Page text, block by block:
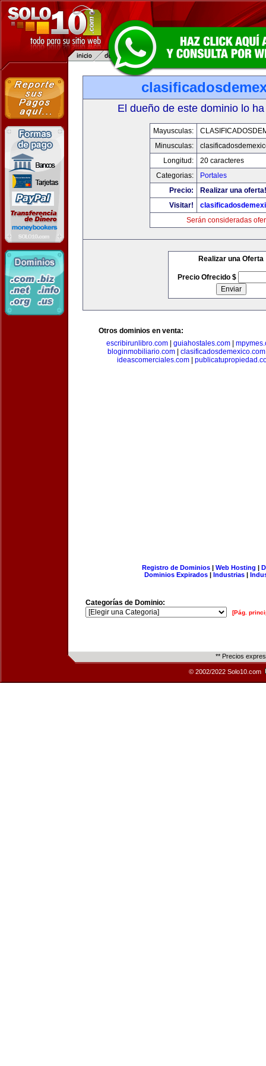
El dueño de este dominio lo
Mayusculas:
Minusculas:
Longitud:
20 caracteres
Categorias:
Portales
Precio:
Realizar una oferta!
Visitar!
Serán consideradas
Realizar una Oferta
Precio Ofrecido $
Otros dominios en venta:
escribirunlibro.com| guiahostales.com|
bloginmobiliario.com| clasificadosdemexico.com
ideascomerciales.com|
Registro de Dominios| Web Hosting |
Dominios Expirados | Industrias |
Categorías de Dominio:
[Pág.
** Precios
© 2002/2022 Solo10.com